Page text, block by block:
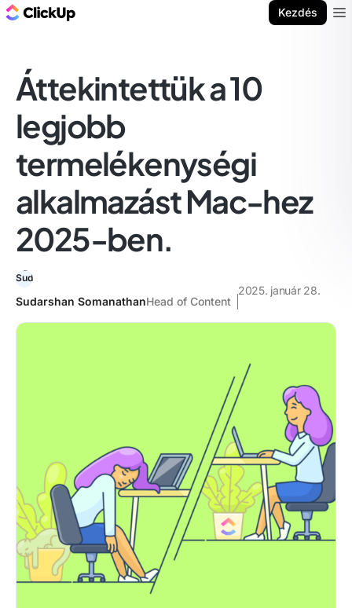
Kezdés
Áttekintettük a 10
legjobb
termelékenységi
alkalmazást Mac-hez
2025-ben.
Sudarshan SomanathanHead of Content
2025. január 28.